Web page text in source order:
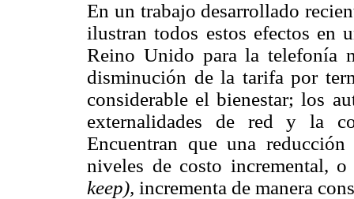
En un trabajo desarrollado
ilustran todos estos efectos en
Reino Unido para la telefonía
disminución de la tarifa por
considerable el bienestar; los
externalidades de red y la
Encuentran que una
niveles de costo incremental,
keep), incrementa de manera